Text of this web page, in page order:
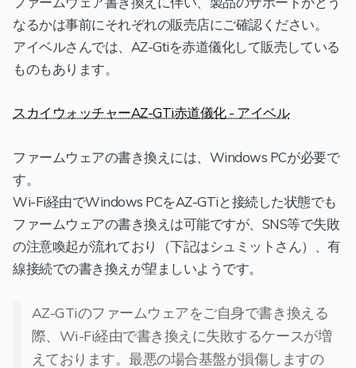
なるかは事前にそれぞれの販売店にご確認ください。
アイベルさんでは、AZ-Gtiを赤道儀化して販売している
ものもあります。
スカイウォッチャーAZ-GTi赤道儀化 - アイベル
ファームウェアの書き換えには、Windows PCが必要で
す。
Wi-Fi経由でWindows PCをAZ-GTiと接続した状態でも
ファームウェアの書き換えは可能ですが、SNS等で失敗
の注意喚起が流れており（下記はシュミットさん）、有
線接続での書き換えが望ましいようです。
AZ-GTiのファームウェアをご自身で書き換える
際、Wi-Fi経由で書き換えに失敗するケースが増
えております。最悪の場合基盤が損傷しますの